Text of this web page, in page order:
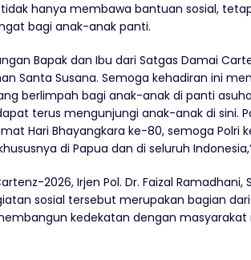
hanya membawa bantuan sosial,
bagi anak-anak panti.
Bapak dan Ibu dari Satgas Damai
Santa Susana. Semoga kehadiran ini
berlimpah bagi anak-anak di panti
terus mengunjungi anak-anak di sini.
Hari Bhayangkara ke-80, semoga Polri
di Papua dan di seluruh
2026, Irjen Pol. Dr. Faizal Ramadhani,
sosial tersebut merupakan bagian
kedekatan dengan